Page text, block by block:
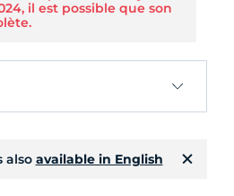
il est possible que son
also available in English